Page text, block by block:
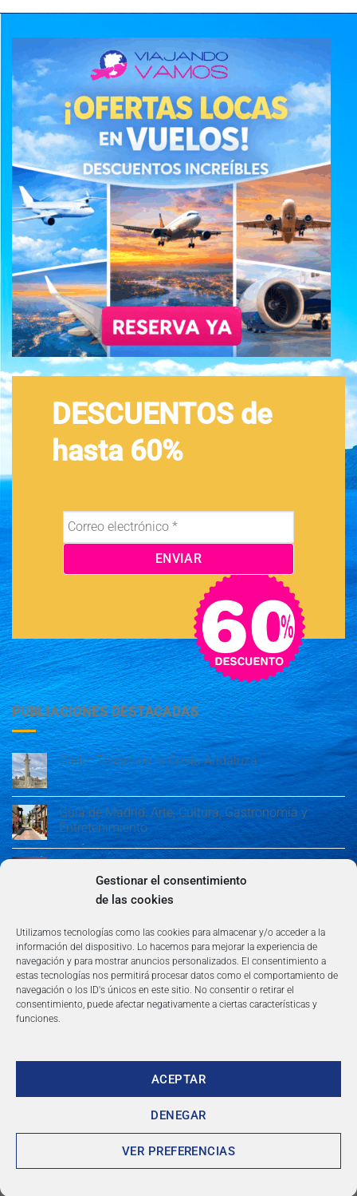
Gestionar el consentimiento
de las cookies
Utilizamos tecnologías como las cookies para almacenar y/o acceder a la
información del dispositivo. Lo hacemos para mejorar la experiencia de
navegación y para mostrar anuncios personalizados. El consentimiento a
estas tecnologías nos permitirá procesar datos como el comportamiento de
navegación o los ID's únicos en este sitio. No consentir o retirar el
consentimiento, puede afectar negativamente a ciertas características y
funciones.
ACEPTAR
DENEGAR
VER PREFERENCIAS
DESCUENTOS de
hasta 60%
PUBLIACIONES DESTACADAS
Cádiz: Tesoro en la Costa Andaluza
Guía de Madrid: Arte, Cultura, Gastronomía y
Entretenimiento
Guía de Madrid: Arte, Cultura, Gastronomía y
Entretenimiento
Copyright 2026 ©360group.es